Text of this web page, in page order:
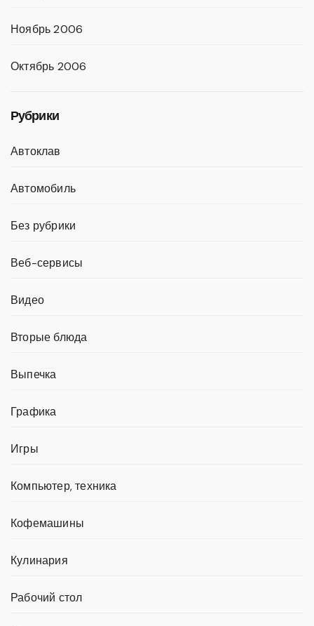
Ноябрь 2006
Октябрь 2006
Рубрики
Автоклав
Автомобиль
Без рубрики
Веб-сервисы
Видео
Вторые блюда
Выпечка
Графика
Игры
Компьютер, техника
Кофемашины
Кулинария
Рабочий стол